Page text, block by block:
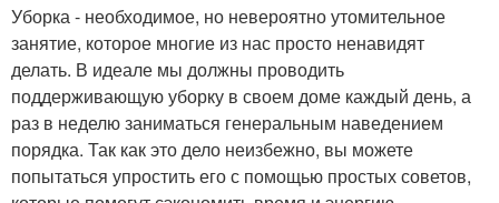
Уборка - необходимое, но невероятно утомительное
занятие, которое многие из нас просто ненавидят
делать. В идеале мы должны проводить
поддерживающую уборку в своем доме каждый день, а
раз в неделю заниматься генеральным наведением
порядка. Так как это дело неизбежно, вы можете
попытаться упростить его с помощью простых советов,